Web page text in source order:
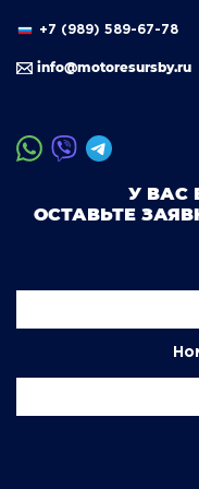
+7 (989) 589-67-78
info@motoresursby.ru
У ВАС
ОСТАВЬТЕ